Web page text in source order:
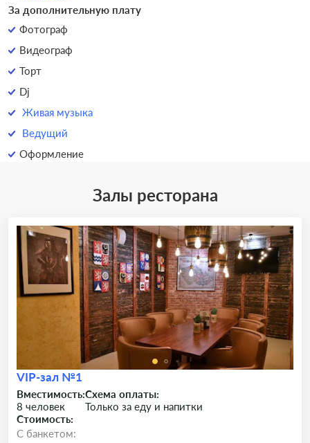
За дополнительную плату
Фотограф
Видеограф
Торт
Dj
Живая музыка
Ведущий
Оформление
Залы ресторана
VIP-зал №1
Вместимость:
8 человек
Схема оплаты:
Только за еду и напитки
Стоимость:
C банкетом: